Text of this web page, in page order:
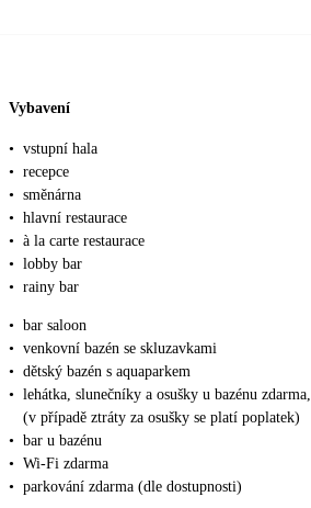
Vybavení
• vstupní hala
• recepce
• směnárna
• hlavní restaurace
• à la carte restaurace
• lobby bar
• rainy bar
• bar saloon
• venkovní bazén se skluzavkami
• dětský bazén s aquaparkem
• lehátka, slunečníky a osušky u bazénu zdarma,
(v případě ztráty za osušky se platí poplatek)
• bar u bazénu
• Wi-Fi zdarma
• parkování zdarma (dle dostupnosti)